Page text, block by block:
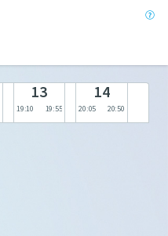
13
19:10 19:55
14
20:05 20:50